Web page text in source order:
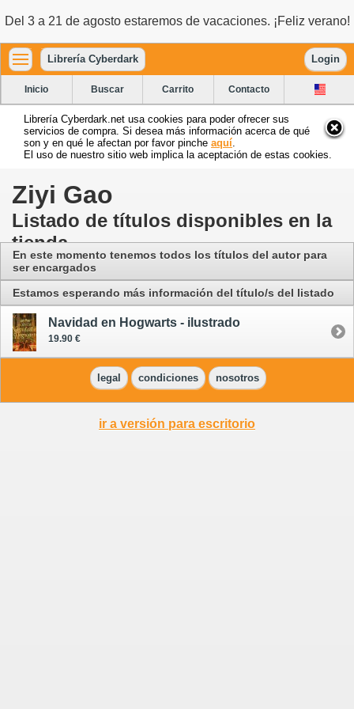
Del 3 a 21 de agosto estaremos de vacaciones. ¡Feliz verano!
Librería Cyberdark Login
Inicio Buscar Carrito Contacto
Librería Cyberdark.net usa cookies para poder ofrecer sus
servicios de compra. Si desea más información acerca de qué
son y en qué le afectan por favor pinche aquí
El uso de nuestro sitio web implica la aceptación de estas cookies.
Ziyi Gao
Listado de títulos disponibles en la
tienda
En este momento tenemos todos los títulos del autor para
ser encargados
Estamos esperando más información del título/s del listado
Navidad en Hogwarts - ilustrado
19.90 €
legal condiciones nosotros
ir a versión para escritorio